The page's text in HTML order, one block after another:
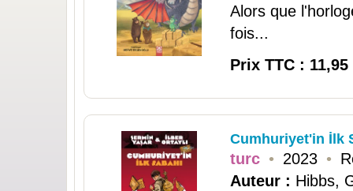
Alors que
fois...
Prix TTC : 11,95
Cumhuriyet'in İlk
turc • 2023 •
Auteur : Hibbs,